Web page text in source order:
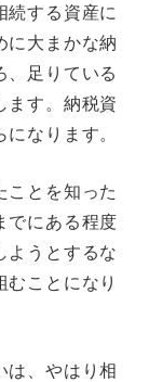
続する資産に
に大まかな納
、足りている
ます。納税資
なります。
ことを知った
でにある程度
ようとするな
ことになり
は、やはり相